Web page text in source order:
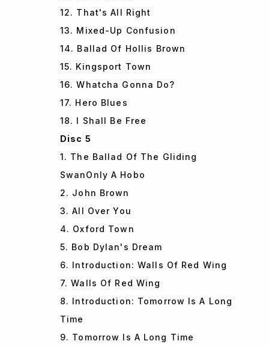
12. That's All Right
13. Mixed-Up Confusion
14. Ballad Of Hollis Brown
15. Kingsport Town
16. Whatcha Gonna Do?
17. Hero Blues
18. I Shall Be Free
Disc 5
1. The Ballad Of The Gliding
SwanOnly A Hobo
2. John Brown
3. All Over You
4. Oxford Town
5. Bob Dylan's Dream
6. Introduction: Walls Of Red Wing
7. Walls Of Red Wing
8. Introduction: Tomorrow Is A Long
Time
9. Tomorrow Is A Long Time